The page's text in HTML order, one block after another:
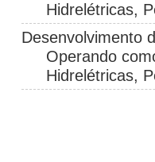
Hidrelétricas,
Desenvolvimento
Operando
Hidrelétricas,